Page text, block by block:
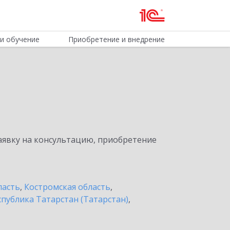
обучение Приобретение и внедрение
на консультацию, приобретение
, Костромская область,
Татарстан (Татарстан),